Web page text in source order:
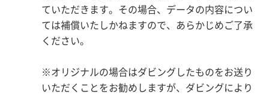
ていただきます。その場合、データの内容につい
ては補償いたしかねますので、あらかじめご了承
ください。
※オリジナルの場合はダビングしたものをお送り
いただくことをお勧めしますが、ダビングにより